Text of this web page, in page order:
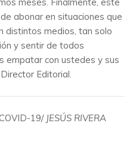
abonar en situaciones que
distintos medios, tan solo
y sentir de todos
empatar con ustedes y sus
Editorial.
19/ JESÚS RIVERA